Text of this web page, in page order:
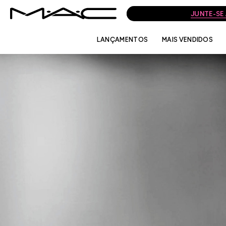
JUNTE-SE
LANÇAMENTOS MAIS VENDIDOS